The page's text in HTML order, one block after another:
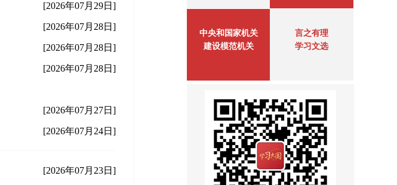
[2026年07月29日]
[2026年07月28日]
[2026年07月28日]
[2026年07月28日]
[2026年07月27日]
[2026年07月24日]
[2026年07月23日]
中央和国家机关
建设模范机关
言之有理
学习文选